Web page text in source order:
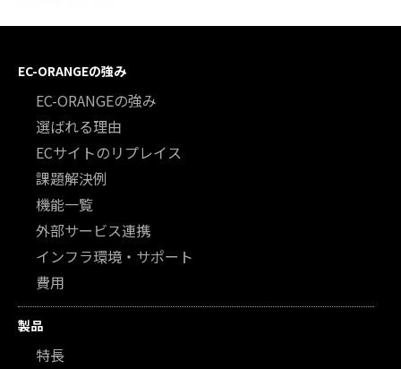
EC-ORANGEの強み
EC-ORANGEの強み
選ばれる理由
ECサイトのリプレイス
課題解決例
機能一覧
外部サービス連携
インフラ環境・サポート
費用
製品
特長